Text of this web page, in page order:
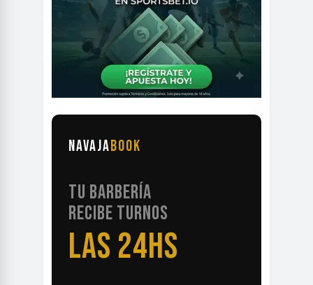
NAVAJABOOK
TU BARBERÍA
RECIBE TURNOS
LAS 24HS